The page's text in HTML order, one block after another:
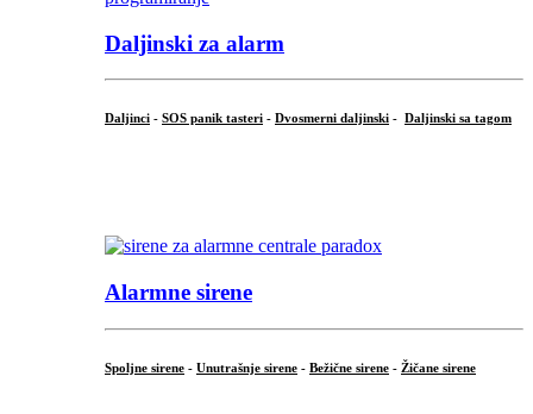
Daljinski za alarm
Daljinci - SOS panik tasteri - Dvosmerni daljinski - Daljinski sa tagom
Alarmne sirene
Spoljne sirene - Unutrašnje sirene - Bežične sirene - Žičane sirene